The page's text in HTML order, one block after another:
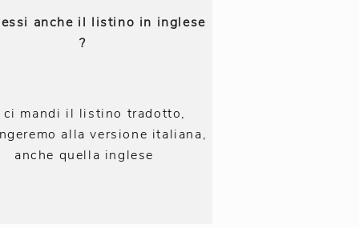
anche il listino in inglese
?
ci mandi il listino tradotto,
alla versione italiana,
anche quella inglese